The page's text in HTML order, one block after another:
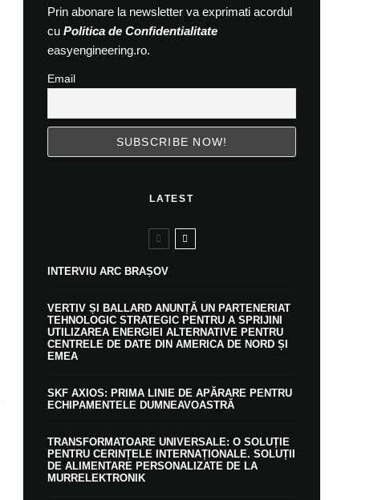
Prin abonare la newsletter va exprimati acordul
cu Politica de Confidentialitate
easyengineering.ro.
Email
LATEST
INTERVIU ARC BRAȘOV
VERTIV ȘI BALLARD ANUNȚĂ UN PARTENERIAT
TEHNOLOGIC STRATEGIC PENTRU A SPRIJINI
UTILIZAREA ENERGIEI ALTERNATIVE PENTRU
CENTRELE DE DATE DIN AMERICA DE NORD ȘI
EMEA
SKF AXIOS: PRIMA LINIE DE APĂRARE PENTRU
ECHIPAMENTELE DUMNEAVOASTRĂ
TRANSFORMATOARE UNIVERSALE: O SOLUȚIE
PENTRU CERINȚELE INTERNAȚIONALE. SOLUȚII
DE ALIMENTARE PERSONALIZATE DE LA
MURRELEKTRONIK